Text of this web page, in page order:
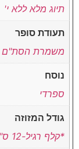
תיוג מלא ללא י'
תעודת סופר
משמרת הסת"ם
נוסח
ספרדי
גודל המזוזה
*קלף רגיל-12 ס"מ